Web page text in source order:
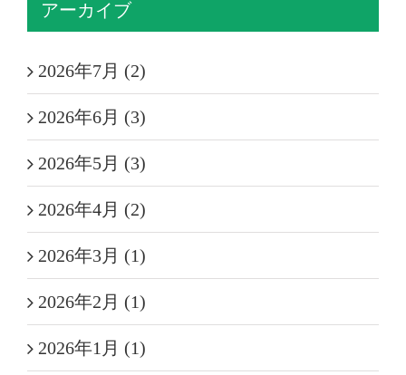
アーカイブ
2026年7月 (2)
2026年6月 (3)
2026年5月 (3)
2026年4月 (2)
2026年3月 (1)
2026年2月 (1)
2026年1月 (1)